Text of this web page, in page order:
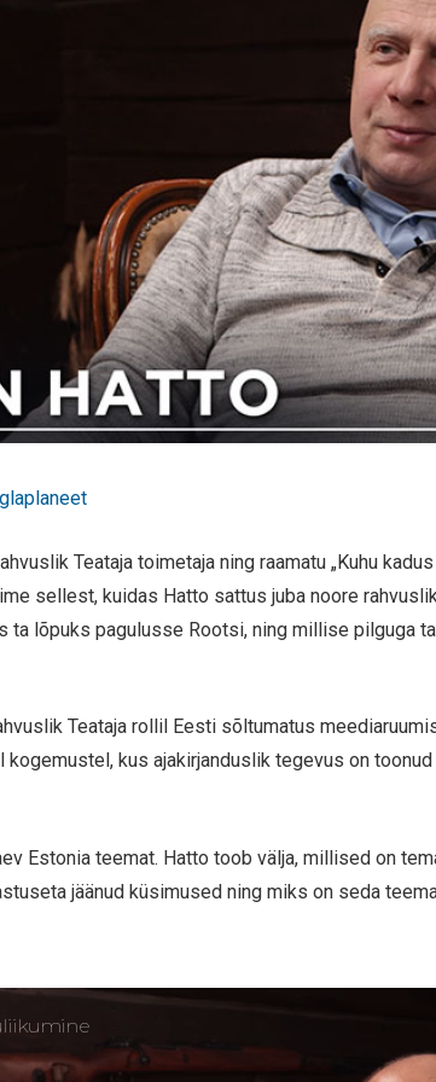
Teataja toimetaja ning raamatu „Kuhu
sellest, kuidas Hatto sattus juba noore
ta lõpuks pagulusse Rootsi, ning millise pilguga
Teataja rollil Eesti sõltumatus
kus ajakirjanduslik tegevus on
Estonia teemat. Hatto toob välja, millised on
jäänud küsimused ning miks on seda